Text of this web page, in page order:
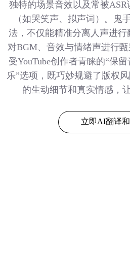
独特的场景音效以及常被
（如哭笑声、拟声词）。鬼
法，不仅能精准分离人声进
对BGM、音效与情绪声进行
受YouTube创作者青睐的“保
乐”选项，既巧妙规避了版权
的生动细节和真实情感，
立即AI翻译